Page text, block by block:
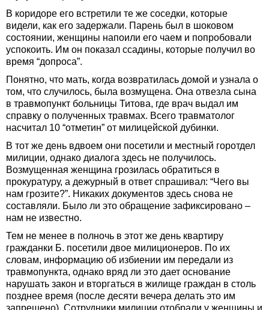
В коридоре его встретили те же соседки, которые
видели, как его задержали. Парень был в шоковом
состоянии, женщины напоили его чаем и попробовали
успокоить. Им он показал ссадины, которые получил во
время “допроса”.
Понятно, что мать, когда возвратилась домой и узнала о
том, что случилось, была возмущена. Она отвезла сына
в травмопункт больницы Титова, где врач выдал им
справку о полученных травмах. Всего травматолог
насчитал 10 “отметин” от милицейской дубинки.
В тот же день вдвоем они посетили и местный горотдел
милиции, однако диалога здесь не получилось.
Возмущенная женщина грозилась обратиться в
прокуратуру, а дежурный в ответ спрашивал: “Чего вы
нам грозите?”. Никаких документов здесь снова не
составляли. Было ли это обращение зафиксировано –
нам не известно.
Тем не менее в полночь в этот же день квартиру
гражданки Б. посетили двое милиционеров. По их
словам, информацию об избиении им передали из
травмопункта, однако вряд ли это дает основание
нарушать закон и вторгаться в жилище граждан в столь
позднее время (после десяти вечера делать это им